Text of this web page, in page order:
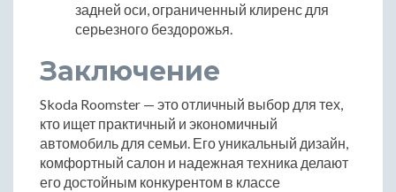
задней оси, ограниченный клиренс для
серьезного бездорожья.
Заключение
Skoda Roomster — это отличный выбор для тех,
кто ищет практичный и экономичный
автомобиль для семьи. Его уникальный дизайн,
комфортный салон и надежная техника делают
его достойным конкурентом в классе